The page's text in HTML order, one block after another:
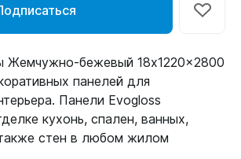
Жемчужно-бежевый 18x1220x2800
панелей для
Панели Evogloss
кухонь, спален, ванных,
стен в любом жилом